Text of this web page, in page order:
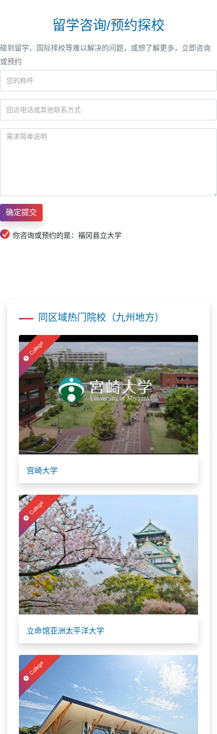
留学咨询/预约探校
碰到留学、国际择校等难以解决的问题，或想了解更多，立即咨询
或预约
你咨询或预约的是：福冈县立大学
同区域热门院校（九州地方）
College
宫崎大学
College
立命馆亚洲太平洋大学
College